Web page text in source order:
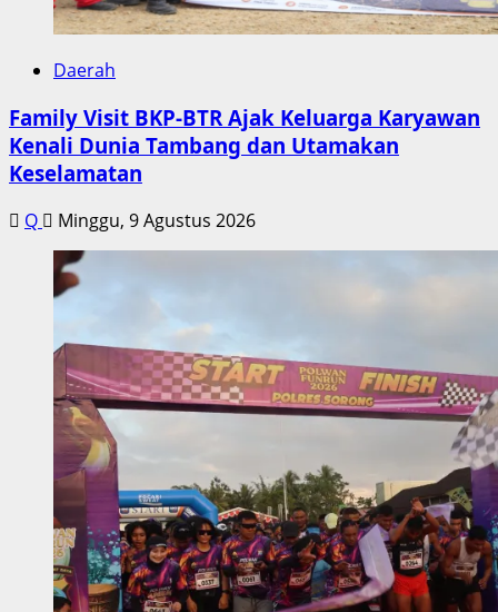
Daerah
Family Visit BKP-BTR Ajak Keluarga Karyawan
Kenali Dunia Tambang dan Utamakan
Keselamatan
Q Minggu, 9 Agustus 2026